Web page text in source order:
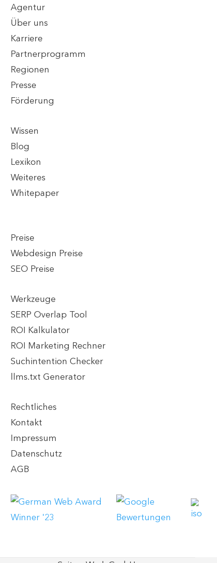
Agentur
Über uns
Karriere
Partnerprogramm
Regionen
Presse
Förderung
Wissen
Blog
Lexikon
Weiteres
Whitepaper
Preise
Webdesign Preise
SEO Preise
Werkzeuge
SERP Overlap Tool
ROI Kalkulator
ROI Marketing Rechner
Suchintention Checker
llms.txt Generator
Rechtliches
Kontakt
Impressum
Datenschutz
AGB